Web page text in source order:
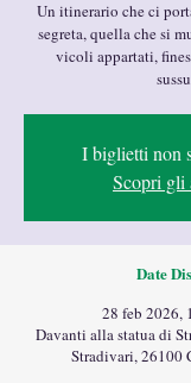
Un itinerario che ci
segreta, quella che si
vicoli appartati,
I biglietti non
Scopri gli
Date
28 feb 2026,
Davanti alla statua di
Stradivari, 26100